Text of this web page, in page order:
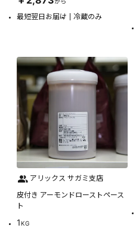
最短翌日お届け 冷蔵のみ
アリックス サガミ支店
皮付き アーモンドローストペース
ト
1KG